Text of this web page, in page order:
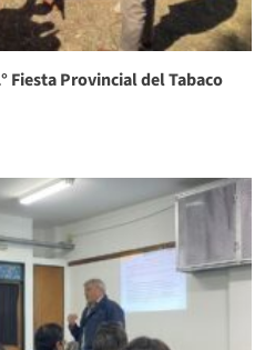
Fiesta Provincial del Tabaco